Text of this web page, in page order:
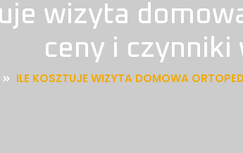
wizyta
ceny i czynniki
ILE KOSZTUJE WIZYTA DOMOWA